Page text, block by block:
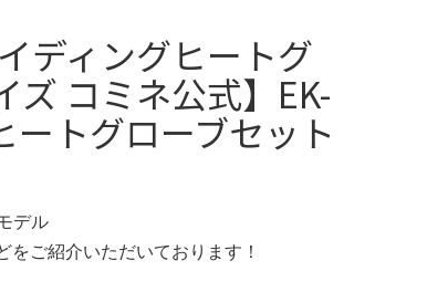
ディングヒートグ
ズ コミネ公式】EK-
ートグローブセット
デル
ご紹介いただいております！